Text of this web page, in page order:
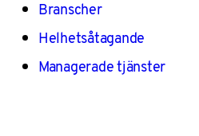
Branscher
Helhetsåtagande
Managerade tjänster